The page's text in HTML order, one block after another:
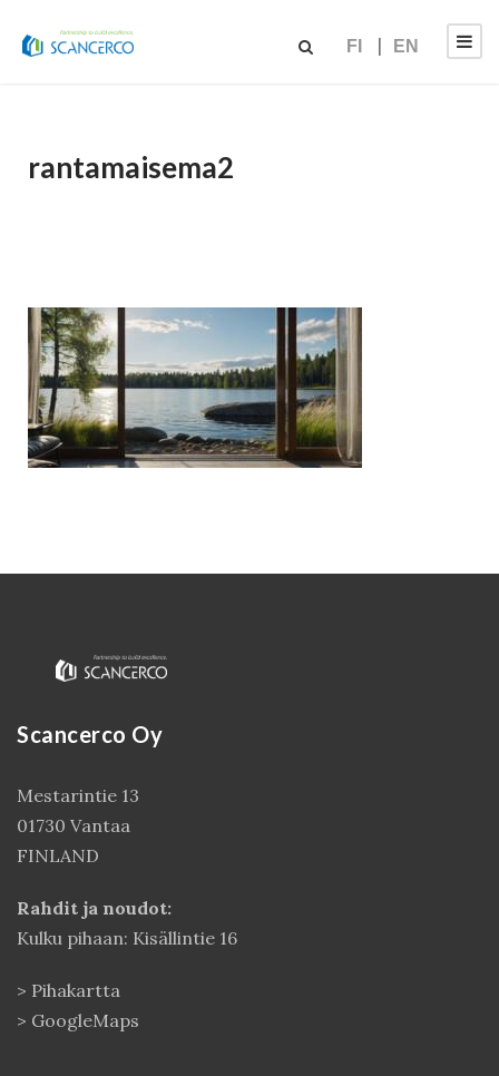
FI EN
rantamaisema2
Scancerco Oy
Mestarintie 13
01730 Vantaa
FINLAND
Rahdit ja noudot:
Kulku pihaan: Kisällintie 16
> Pihakartta
> GoogleMaps